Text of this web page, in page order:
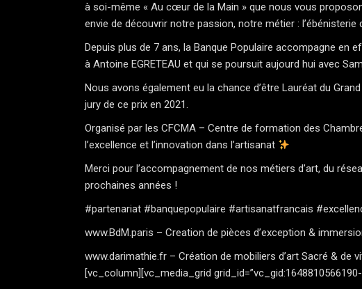
à soi-même « Au cœur de la Main » que nous vous
envie de découvrir notre passion, notre métier : l’ébénisterie
Depuis plus de 7 ans, la Banque Populaire accompagne en
à Antoine EGRETEAU et qui se poursuit aujourd hui avec
Nous avons également eu la chance d’être Lauréat du
jury de ce prix en 2021.
Organisé par les CFCMA – Centre de formation des
l’excellence et l’innovation dans l’artisanat
Merci pour l’accompagnement de nos métiers d’art, du
prochaines années !
#partenariat #banquepopulaire #artisanatfrancais
www.BdM.paris – Creation de pièces d’exception &
www.darimathie.fr – Création de mobiliers d’art Sacré &
[vc_column][vc_media_grid